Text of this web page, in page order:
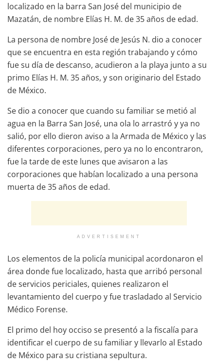
localizado en la barra San José del municipio de
Mazatán, de nombre Elías H. M. de 35 años de edad.
La persona de nombre José de Jesús N. dio a conocer
que se encuentra en esta región trabajando y cómo
fue su día de descanso, acudieron a la playa junto a su
primo Elías H. M. 35 años, y son originario del Estado
de México.
Se dio a conocer que cuando su familiar se metió al
agua en la Barra San José, una ola lo arrastró y ya no
salió, por ello dieron aviso a la Armada de México y las
diferentes corporaciones, pero ya no lo encontraron,
fue la tarde de este lunes que avisaron a las
corporaciones que habían localizado a una persona
muerta de 35 años de edad.
ADVERTISEMENT
Los elementos de la policía municipal acordonaron el
área donde fue localizado, hasta que arribó personal
de servicios periciales, quienes realizaron el
levantamiento del cuerpo y fue trasladado al Servicio
Médico Forense.
El primo del hoy occiso se presentó a la fiscalía para
identificar el cuerpo de su familiar y llevarlo al Estado
de México para su cristiana sepultura.